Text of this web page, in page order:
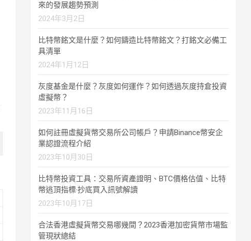
來的發展趨勢預測
2024年3月2日
比特幣銘文是什麼？如何鑄造比特幣銘文？打銘文必備工
具清單
2024年1月12日
灰度基金是什麼？灰度如何運作？如何透過灰度持倉投資
虛擬幣？
2023年11月16日
如何註冊虛擬貨幣交易所公司帳戶？申請Binance幣安企
業認證流程介紹
2023年10月30日
比特幣投資工具：交易所資產證明、BTC價格估值、比特
幣逃頂指標·抄底買入訊號解讀
2023年10月17日
合法香港虛擬貨幣交易哪幾間？2023香港加密貨幣市場監
管現狀總結